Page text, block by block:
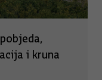
i kruna